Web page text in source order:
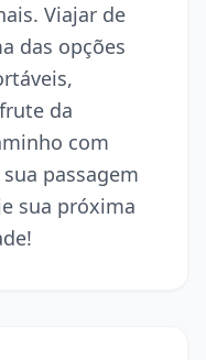
Viajar de
das opções
da
com
passagem
sua próxima